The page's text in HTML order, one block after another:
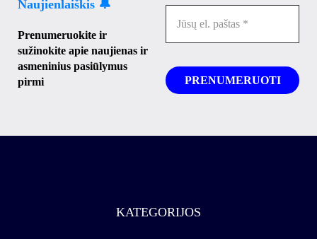
Naujienlaiškis 🔔
Prenumeruokite ir
sužinokite apie naujienas ir
asmeninius pasiūlymus
pirmi
KATEGORIJOS